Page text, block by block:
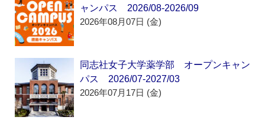
ャンパス 2026/08-2026/09
2026年08月07日 (金)
同志社女子大学薬学部 オープンキャン
パス 2026/07-2027/03
2026年07月17日 (金)